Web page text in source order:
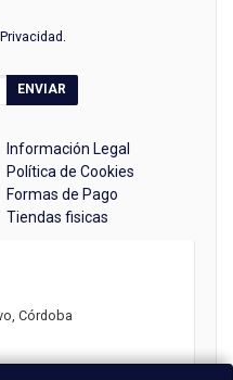
.
ENVIAR
Información Legal
Política de Cookies
Formas de Pago
Tiendas fisicas
, Córdoba